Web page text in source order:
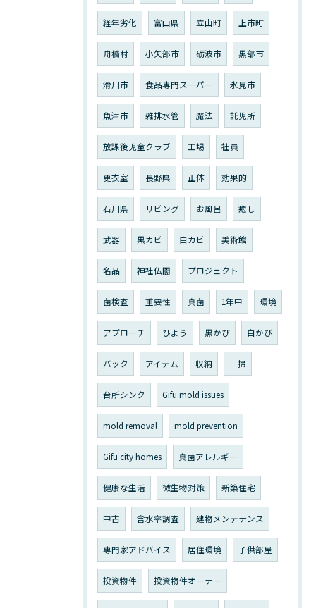
経年劣化 富山県 立山町 上市町
舟橋村 小矢部市 砺波市 黒部市
滑川市 食品専門スーパー 氷見市
魚津市 雑排水管 魔法 託児所
放課後児童クラブ 工場 社員
更衣室 長野県 正体 効果的
石川県 リビング お風呂 癒し
武器 黒カビ 白カビ 美術館
名品 神社仏閣 プロジェクト
菌検査 重要性 真菌 1年中 環境
アプローチ ひよう 黒かび 白かび
バック アイテム 収納 一掃
台所シンク Gifu mold issues
mold removal mold prevention
Gifu city homes 真菌アレルギー
健康な生活 微生物対策 新築住宅
中古 含水率調査 建物メンテナンス
専門家アドバイス 居住環境 子供部屋
投資物件 投資物件オーナー